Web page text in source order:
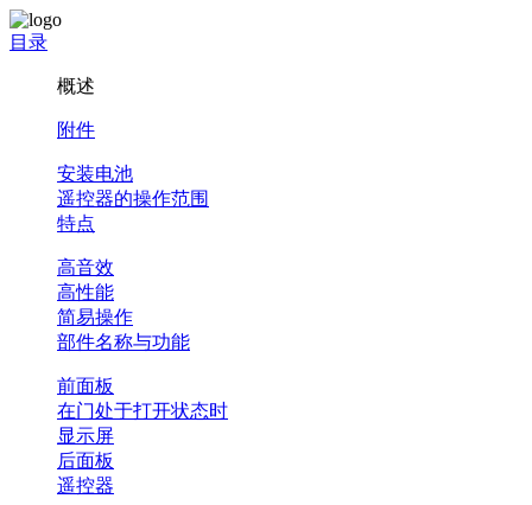
目录
概述
附件
安装电池
遥控器的操作范围
特点
高音效
高性能
简易操作
部件名称与功能
前面板
在门处于打开状态时
显示屏
后面板
遥控器